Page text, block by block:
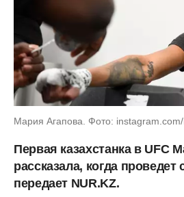
Мария Агапова. Фото:
Первая казахстанка в UFC
рассказала, когда
передает NUR.KZ.